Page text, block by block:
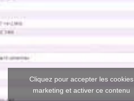
Cliquez pour accepter les cookies
marketing et activer ce contenu